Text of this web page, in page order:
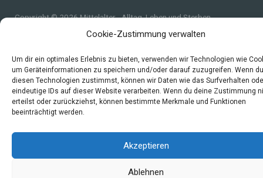
Cookie-Zustimmung verwalten
Um dir ein optimales Erlebnis zu bieten, verwenden wir Technologien wie
um Geräteinformationen zu speichern und/oder darauf zuzugreifen. Wenn du
diesen Technologien zustimmst, können wir Daten wie das Surfverhalten
eindeutige IDs auf dieser Website verarbeiten. Wenn du deine Zustimmung
erteilst oder zurückziehst, können bestimmte Merkmale und Funktionen
beeinträchtigt werden.
Akzeptieren
Ablehnen
Copyright © 2026 Mittelalter - Alltag, Leben und Sterben
Impressum
Quellen
Index